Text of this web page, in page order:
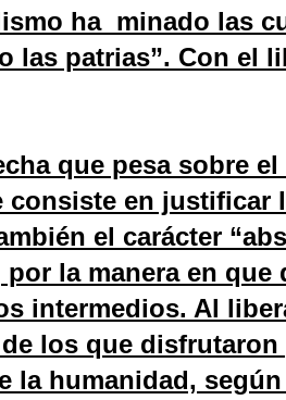
ha minado las
las patrias”. Con el
que pesa sobre
consiste en justificar
el carácter
la manera en
intermedios. Al
los que
la humanidad,